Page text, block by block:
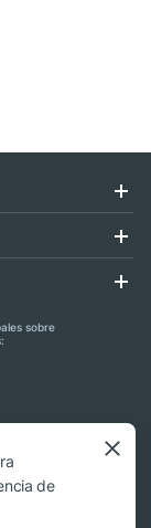
sobre
de